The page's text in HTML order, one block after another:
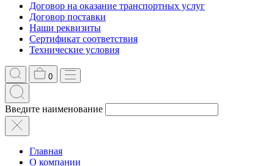
Договор на оказание транспортных услуг
Договор поставки
Наши реквизиты
Сертификат соответствия
Технические условия
0
Введите наименование
Главная
О компании